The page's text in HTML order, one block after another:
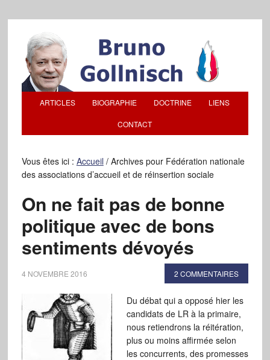
ARTICLES BIOGRAPHIE DOCTRINE LIENS
CONTACT
Vous êtes ici : Accueil /Archives pour Fédération nationale
des associations d’accueil et de réinsertion sociale
On ne fait pas de bonne
politique avec de bons
sentiments dévoyés
4 NOVEMBRE 2016 2 COMMENTAIRES
Du débat qui a opposé hier les
candidats de LR à la primaire,
nous retiendrons la réitération,
plus ou moins affirmée selon
les concurrents, des promesses